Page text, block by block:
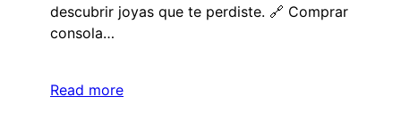
descubrir joyas que te perdiste. 🔗 Comprar
consola…
Read more